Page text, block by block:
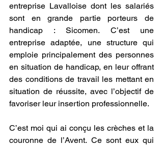
entreprise Lavalloise dont les salariés
sont en grande partie porteurs de
handicap : Sicomen. C’est une
entreprise adaptée, une structure qui
emploie principalement des personnes
en situation de handicap, en leur offrant
des conditions de travail les mettant en
situation de réussite, avec l’objectif de
favoriser leur insertion professionnelle.
C’est moi qui ai conçu les crèches et la
couronne de l’Avent. Ce sont eux qui